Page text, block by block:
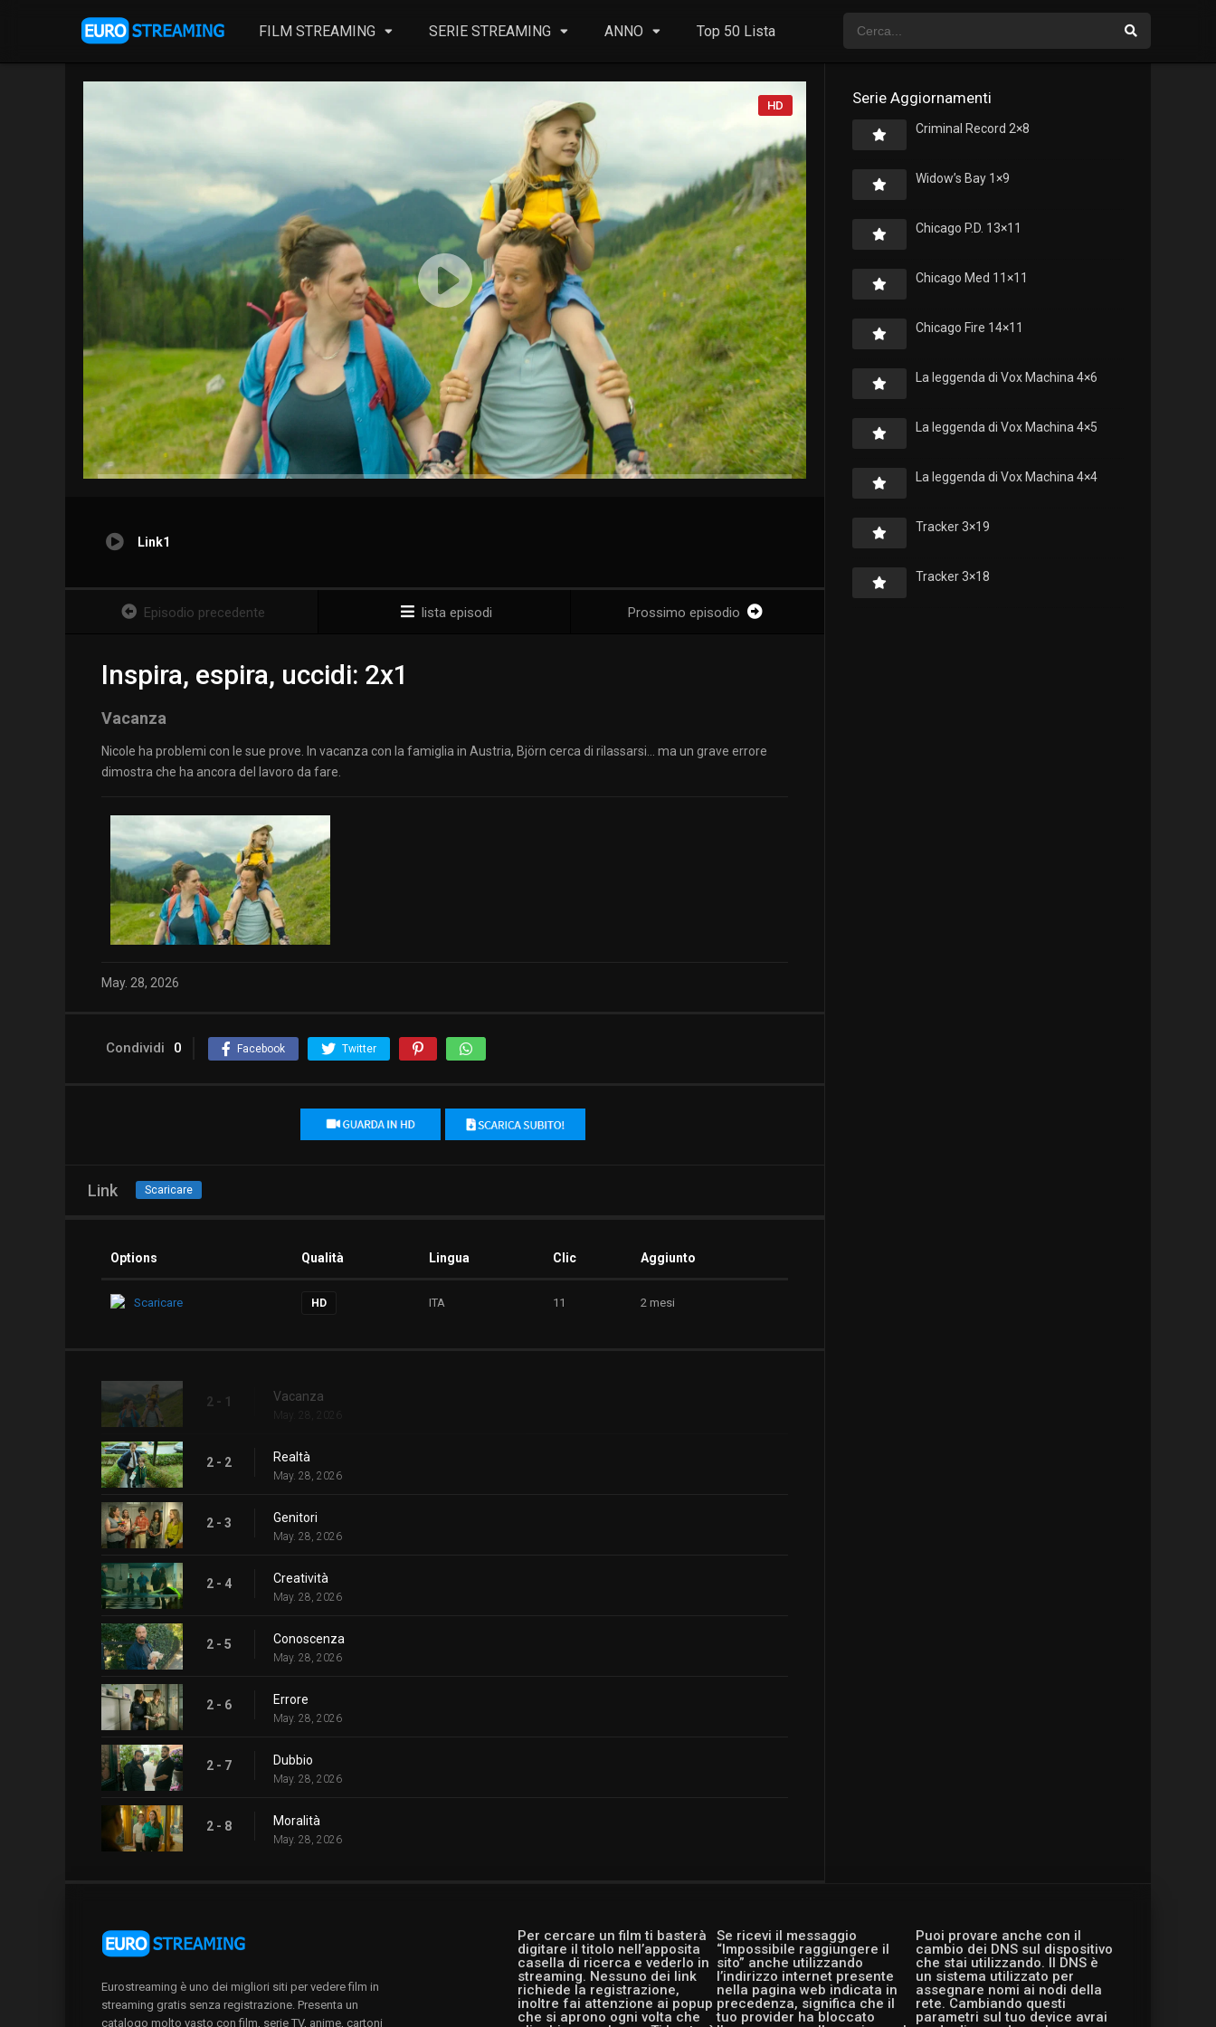
FILM STREAMING SERIE STREAMING ANNO Top 50 Lista
HD
Link1
Episodio precedente lista episodi Prossimo episodio
Inspira, espira, uccidi: 2x1
Vacanza
Nicole ha problemi con le sue prove. In vacanza con la famiglia in Austria, Björn cerca di rilassarsi… ma un grave errore
dimostra che ha ancora del lavoro da fare.
May. 28, 2026
Condividi 0 Facebook Twitter
Link Scaricare
Options Qualità Lingua Clic Aggiunto
Scaricare HD ITA 11 2 mesi
2 - 1 Vacanza
May. 28, 2026
2 - 2 Realtà
May. 28, 2026
2 - 3 Genitori
May. 28, 2026
2 - 4 Creatività
May. 28, 2026
2 - 5 Conoscenza
May. 28, 2026
2 - 6 Errore
May. 28, 2026
2 - 7 Dubbio
May. 28, 2026
2 - 8 Moralità
May. 28, 2026
Serie Aggiornamenti
Criminal Record 2×8
Widow’s Bay 1×9
Chicago P.D. 13×11
Chicago Med 11×11
Chicago Fire 14×11
La leggenda di Vox Machina 4×6
La leggenda di Vox Machina 4×5
La leggenda di Vox Machina 4×4
Tracker 3×19
Tracker 3×18
Per cercare un film ti basterà
digitare il titolo nell’apposita
casella di ricerca e vederlo in
streaming. Nessuno dei link
richiede la registrazione,
inoltre fai attenzione ai popup
che si aprono ogni volta che
Se ricevi il messaggio
“Impossibile raggiungere il
sito” anche utilizzando
l’indirizzo internet presente
nella pagina web indicata in
precedenza, significa che il
tuo provider ha bloccato
Puoi provare anche con il
cambio dei DNS sul dispositivo
che stai utilizzando. Il DNS è
un sistema utilizzato per
assegnare nomi ai nodi della
rete. Cambiando questi
parametri sul tuo device avrai
Eurostreaming è uno dei migliori siti per vedere film in
streaming gratis senza registrazione. Presenta un
catalogo molto vasto con film, serie TV, anime, cartoni